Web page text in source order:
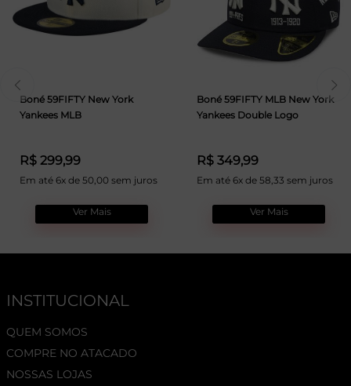
Boné 59FIFTY New York
Yankees MLB
R$ 299,99
Em até 6x de 50,00 sem juros
Ver Mais
Boné 59FIFTY MLB New York
Yankees Double Logo
R$ 349,99
Em até 6x de 58,33 sem juros
Ver Mais
INSTITUCIONAL
QUEM SOMOS
COMPRE NO ATACADO
NOSSAS LOJAS